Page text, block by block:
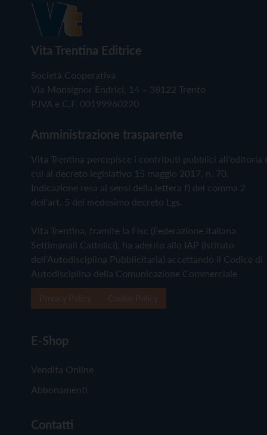
Vita Trentina Editrice
Società Cooperativa
Via Monsignor Endrici, 14 – 38122 Trento
P.IVA e C.F. 00199960220
Amministrazione trasparente
Vita Trentina percepisce i contributi pubblici all'editoria
cui al decreto legislativo 15 maggio 2017, n. 70.
Indicazione resa ai sensi della lettera f) del comma 2
dell'art. 5 del medesimo decreto Lgs.
Vita Trentina, tramite la Fisc (Federazione Italiana
Settimanali Cattolici), ha aderito allo IAP (Istituto
dell'Autodisciplina Pubblicitaria) accettando il Codice di
Autodisciplina della Comunicazione Commerciale
E-Shop
Vendita Online
Abbonamenti
Contatti